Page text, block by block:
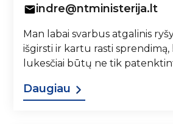
indre@ntministerija.lt
Man labai svarbus atgalinis
išgirsti ir kartu rasti sprendimą,
lukesčiai būtų ne tik
Daugiau